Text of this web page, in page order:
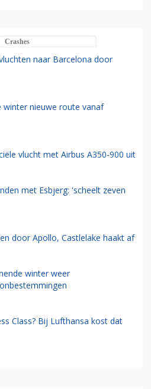
Crashes
naar Barcelona door
winter nieuwe route vanaf
vlucht met Airbus A350-900 uit
met Esbjerg: 'scheelt zeven
door Apollo, Castlelake haakt af
winter weer
Class? Bij Lufthansa kost dat